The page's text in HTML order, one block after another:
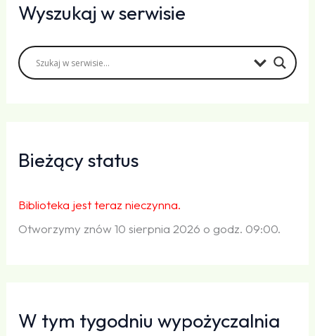
Wyszukaj w serwisie
Bieżący status
Biblioteka jest teraz nieczynna.
Otworzymy znów 10 sierpnia 2026 o godz. 09:00.
W tym tygodniu wypożyczalnia